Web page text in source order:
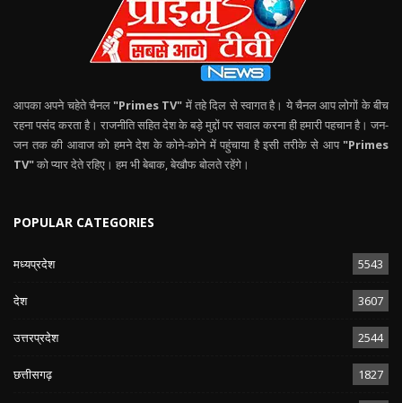
आपका अपने चहेते चैनल "Primes TV" में तहे दिल से स्वागत है। ये चैनल आप लोगों के बीच
रहना पसंद करता है। राजनीति सहित देश के बड़े मुद्दों पर सवाल करना ही हमारी पहचान है। जन-
जन तक की आवाज को हमने देश के कोने-कोने में पहुंचाया है इसी तरीके से आप "Primes
TV"को प्यार देते रहिए। हम भी बेबाक, बेखौफ बोलते रहेंगे।
POPULAR CATEGORIES
मध्यप्रदेश 5543
देश 3607
उत्तरप्रदेश 2544
छत्तीसगढ़ 1827